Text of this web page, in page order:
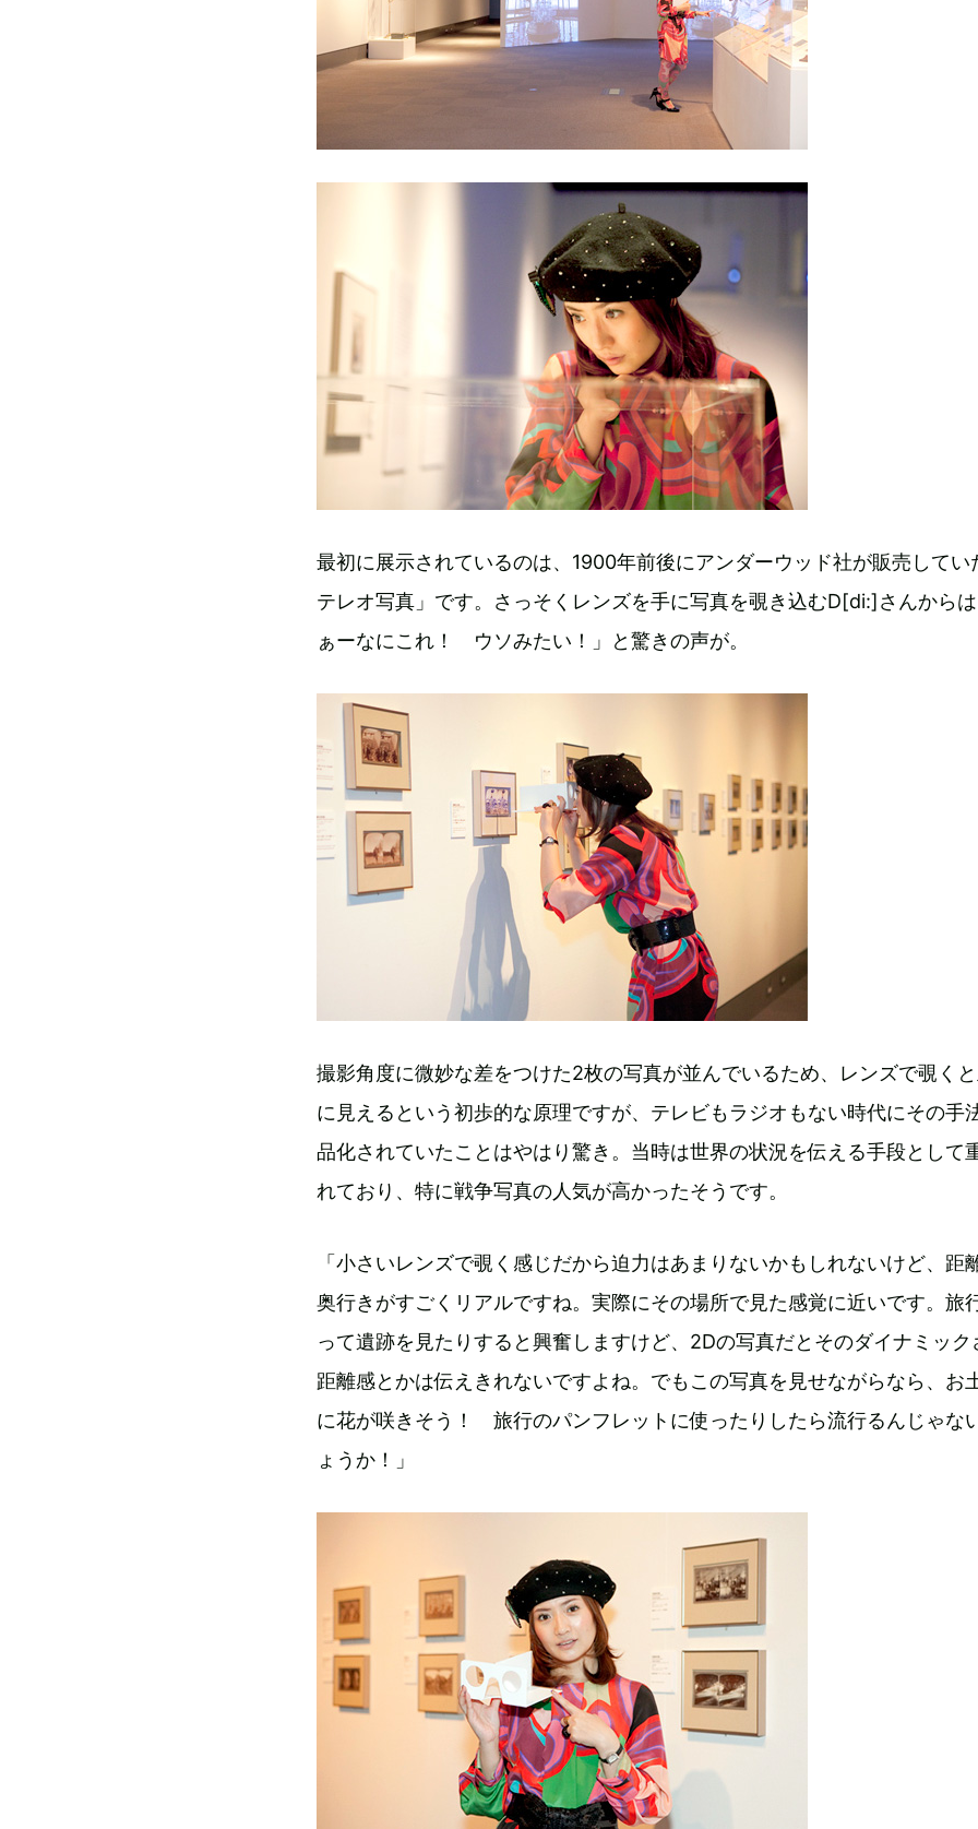
最初に展示されているのは、1900年前後にアンダーウッド社が販売してい
テレオ写真」です。さっそくレンズを手に写真を覗き込むD[di:]さんから
ぁーなにこれ！ ウソみたい！」と驚きの声が。
撮影角度に微妙な差をつけた2枚の写真が並んでいるため、レンズで覗く
に見えるという初歩的な原理ですが、テレビもラジオもない時代にその手
品化されていたことはやはり驚き。当時は世界の状況を伝える手段として
れており、特に戦争写真の人気が高かったそうです。
「小さいレンズで覗く感じだから迫力はあまりないかもしれないけど、距
奥行きがすごくリアルですね。実際にその場所で見た感覚に近いです。旅
って遺跡を見たりすると興奮しますけど、2Dの写真だとそのダイナミック
距離感とかは伝えきれないですよね。でもこの写真を見せながらなら、お
に花が咲きそう！ 旅行のパンフレットに使ったりしたら流行るんじゃな
ょうか！」